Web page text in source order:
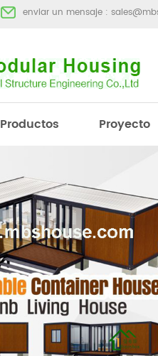
enviar un mensaje :
Productos Proyecto